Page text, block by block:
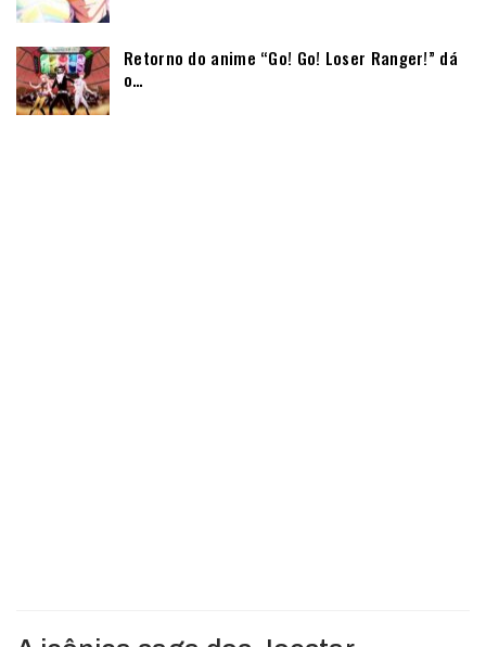
Retorno do anime “Go! Go! Loser Ranger!” dá
o…